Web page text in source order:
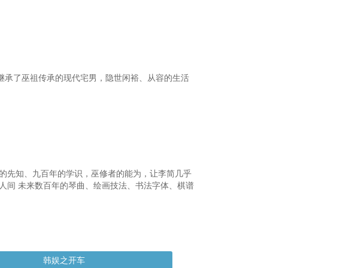
承了巫祖传承的现代宅男，隐世闲裕、从容的生活
先知、九百年的学识，巫修者的能为，让李简几乎
间 未来数百年的琴曲、绘画技法、书法字体、棋谱
韩娱之开车